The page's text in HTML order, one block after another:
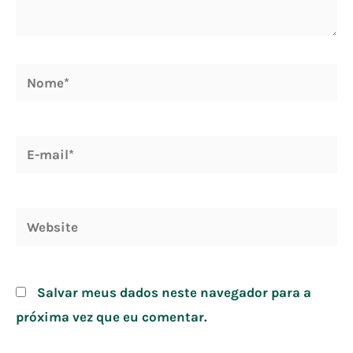
Nome*
Website
Salvar meus dados neste navegador para a
próxima vez que eu comentar.